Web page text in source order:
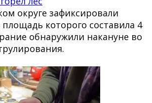
округе зафиксировали
которого составила 4
обнаружили накануне во